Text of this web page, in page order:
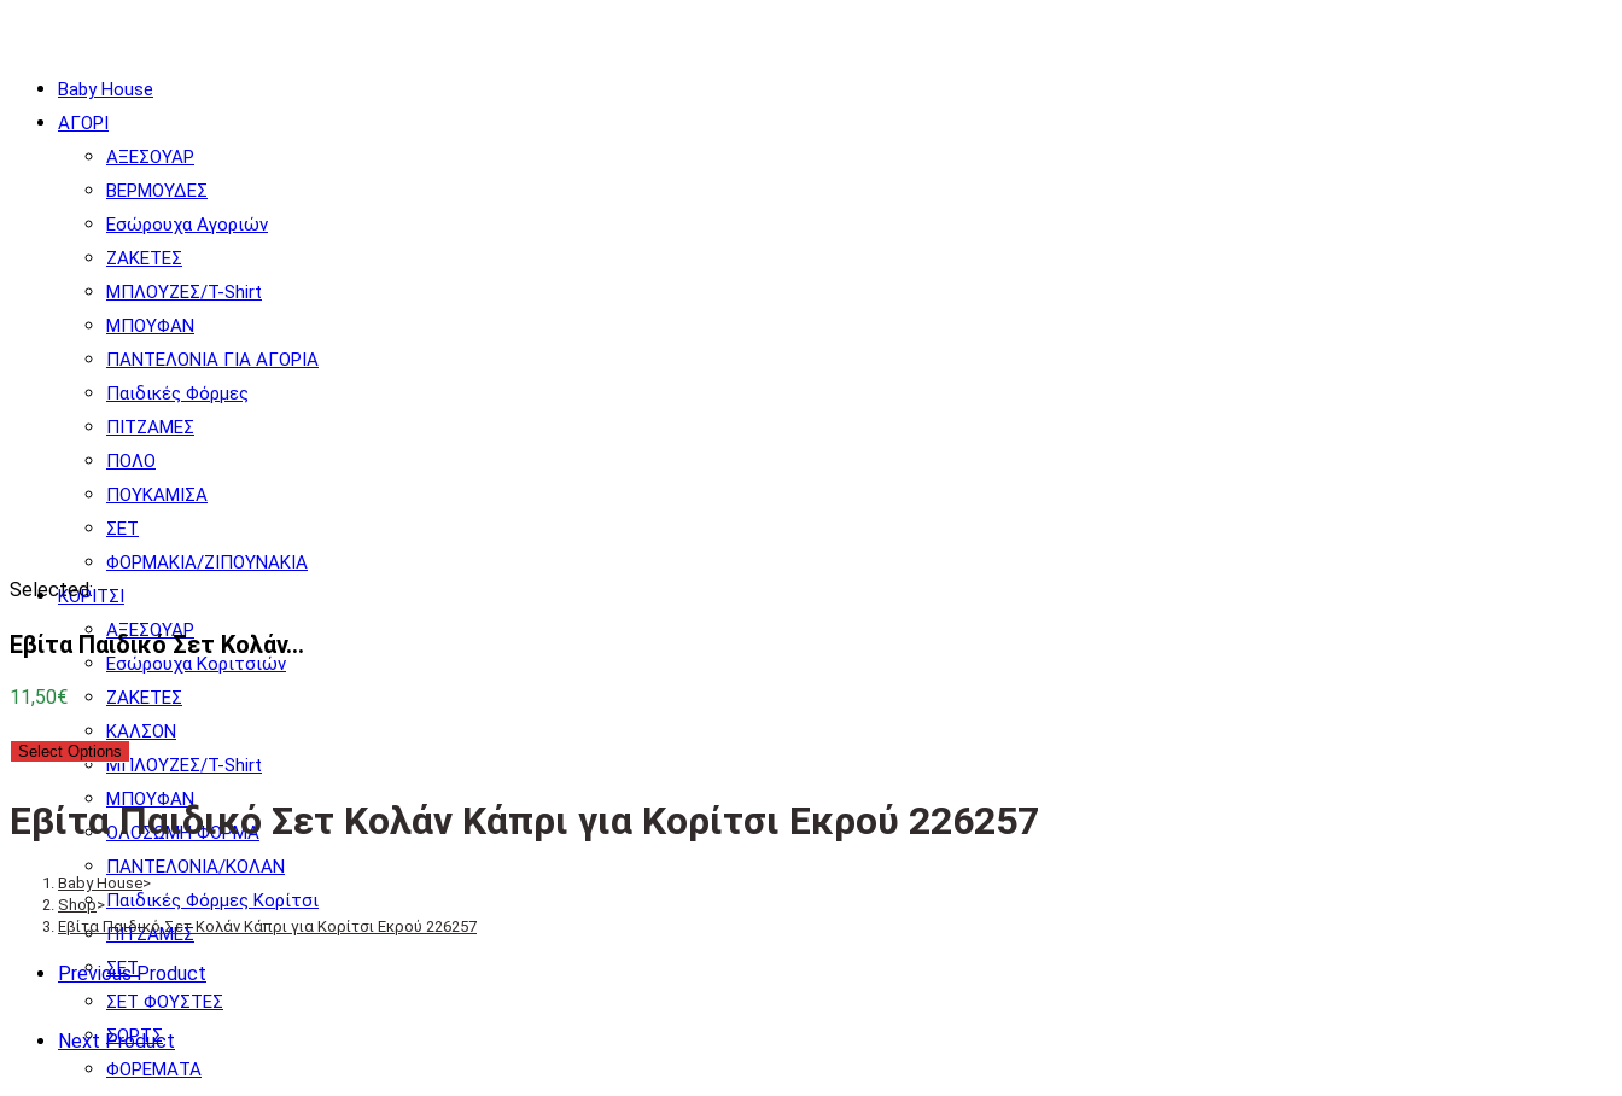
Baby House
ΑΓΟΡΙ
ΑΞΕΣΟΥΑΡ
ΒΕΡΜΟΥΔΕΣ
Εσώρουχα Αγοριών
ΖΑΚΕΤΕΣ
ΜΠΛΟΥΖΕΣ/T-Shirt
ΜΠΟΥΦΑΝ
ΠΑΝΤΕΛΟΝΙΑ ΓΙΑ ΑΓΟΡΙΑ
Παιδικές Φόρμες
ΠΙΤΖΑΜΕΣ
ΠΟΛΟ
ΠΟΥΚΑΜΙΣΑ
ΣΕΤ
ΦΟΡΜΑΚΙΑ/ΖΙΠΟΥΝΑΚΙΑ
ΚΟΡΙΤΣΙ
ΑΞΕΣΟΥΑΡ
Εσώρουχα Κοριτσιών
ΖΑΚΕΤΕΣ
ΚΑΛΣΟΝ
ΜΠΛΟΥΖΕΣ/T-Shirt
ΜΠΟΥΦΑΝ
ΟΛΟΣΩΜΗ ΦΟΡΜΑ
ΠΑΝΤΕΛΟΝΙΑ/ΚΟΛΑΝ
Παιδικές Φόρμες Κορίτσι
ΠΙΤΖΑΜΕΣ
ΣΕΤ
ΣΕΤ ΦΟΥΣΤΕΣ
ΣΟΡΤΣ
ΦΟΡΕΜΑΤΑ
Selected:
Εβίτα Παιδικό Σετ Κολάν…
11,50€
Select Options
Εβίτα Παιδικό Σετ Κολάν Κάπρι για Κορίτσι Εκρού 226257
Baby House>
Shop>
Εβίτα Παιδικό Σετ Κολάν Κάπρι για Κορίτσι Εκρού 226257
Previous Product
Next Product